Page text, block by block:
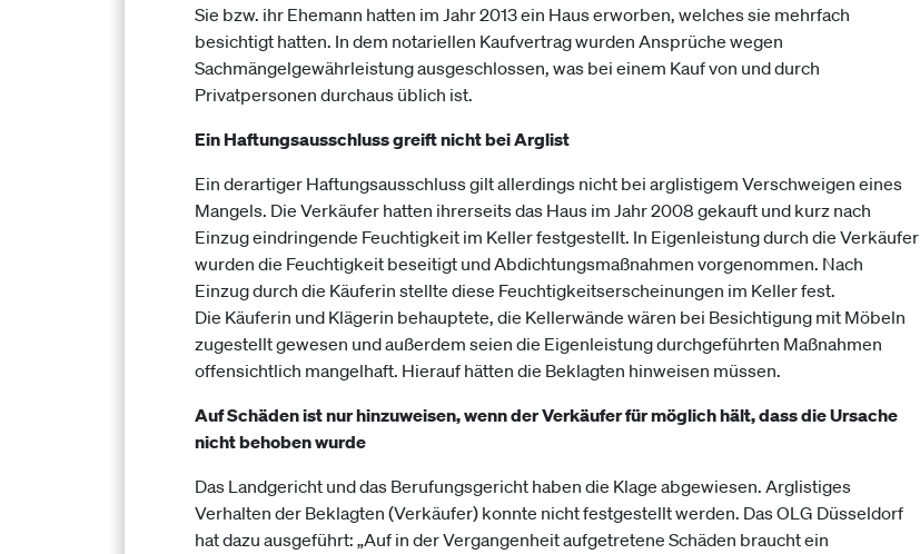
Sie bzw. ihr Ehemann hatten im Jahr 2013 ein Haus erworben, welches sie mehrfach
besichtigt hatten. In dem notariellen Kaufvertrag wurden Ansprüche wegen
Sachmängelgewährleistung ausgeschlossen, was bei einem Kauf von und durch
Privatpersonen durchaus üblich ist.
Ein Haftungsausschluss greift nicht bei Arglist
Ein derartiger Haftungsausschluss gilt allerdings nicht bei arglistigem Verschweigen eines
Mangels. Die Verkäufer hatten ihrerseits das Haus im Jahr 2008 gekauft und kurz nach
Einzug eindringende Feuchtigkeit im Keller festgestellt. In Eigenleistung durch die Verkäufer
wurden die Feuchtigkeit beseitigt und Abdichtungsmaßnahmen vorgenommen. Nach
Einzug durch die Käuferin stellte diese Feuchtigkeitserscheinungen im Keller fest.
Die Käuferin und Klägerin behauptete, die Kellerwände wären bei Besichtigung mit Möbeln
zugestellt gewesen und außerdem seien die Eigenleistung durchgeführten Maßnahmen
offensichtlich mangelhaft. Hierauf hätten die Beklagten hinweisen müssen.
Auf Schäden ist nur hinzuweisen, wenn der Verkäufer für möglich hält, dass die Ursache
nicht behoben wurde
Das Landgericht und das Berufungsgericht haben die Klage abgewiesen. Arglistiges
Verhalten der Beklagten (Verkäufer) konnte nicht festgestellt werden. Das OLG Düsseldorf
hat dazu ausgeführt: „Auf in der Vergangenheit aufgetretene Schäden braucht ein